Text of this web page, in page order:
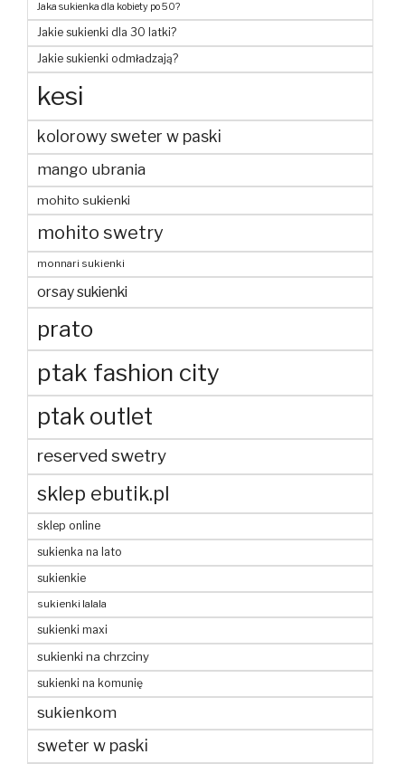
Jaka sukienka dla kobiety po 50?
Jakie sukienki dla 30 latki?
Jakie sukienki odmładzają?
kesi
kolorowy sweter w paski
mango ubrania
mohito sukienki
mohito swetry
monnari sukienki
orsay sukienki
prato
ptak fashion city
ptak outlet
reserved swetry
sklep ebutik.pl
sklep online
sukienka na lato
sukienkie
sukienki lalala
sukienki maxi
sukienki na chrzciny
sukienki na komunię
sukienkom
sweter w paski